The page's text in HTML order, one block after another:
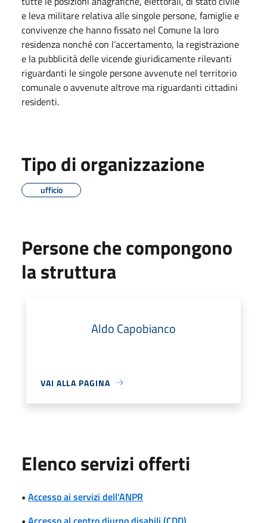
e leva militare relativa alle singole persone, famiglie e
convivenze che hanno fissato nel Comune la loro
residenza nonché con l’accertamento, la registrazione
e la pubblicità delle vicende giuridicamente rilevanti
riguardanti le singole persone avvenute nel territorio
comunale o avvenute altrove ma riguardanti cittadini
residenti.
Tipo di organizzazione
ufficio
Persone che compongono
la struttura
Aldo Capobianco
VAI ALLA PAGINA
Elenco servizi offerti
• Accesso ai servizi dell'ANPR